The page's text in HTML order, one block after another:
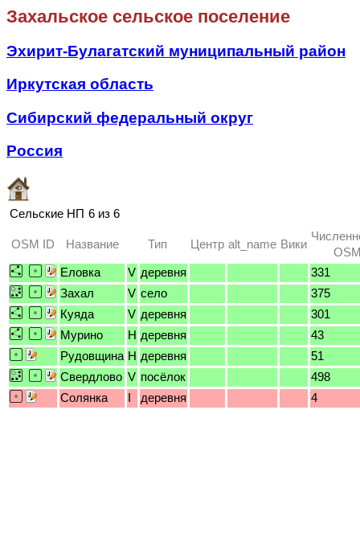
Захальское сельское поселение
Эхирит-Булагатский муниципальный район
Иркутская область
Сибирский федеральный округ
Россия
Сельские НП 6 из 6
OSM ID Название Тип Центр alt_name Вики
Еловка
V деревня
331
Захал
V село
375
Куяда
V деревня
301
Мурино
H деревня
43
Рудовщина H деревня
51
Свердлово V посёлок
498
Солянка
I деревня 4